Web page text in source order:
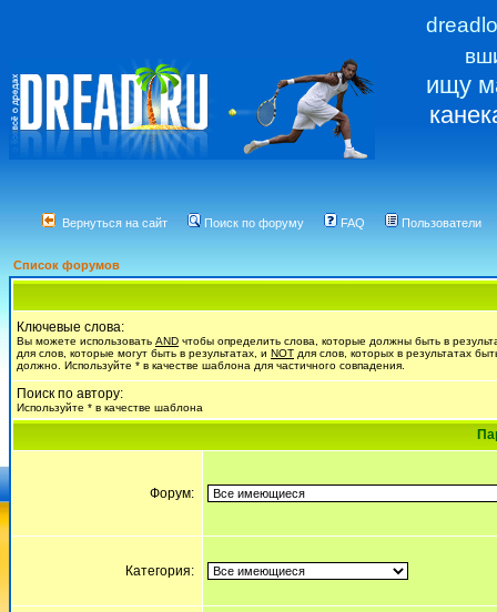
ищу
Вернуться на сайт Поиск по форуму FAQ Пользователи
Список форумов
Ключевые слова:
Вы можете использовать AND чтобы определить слова, которые должны быть в
для слов, которые могут быть в результатах, и NOT для слов, которых в результатах
должно. Используйте * в качестве шаблона для частичного совпадения.
Поиск по автору:
Используйте * в качестве шаблона
Форум:
Категория: